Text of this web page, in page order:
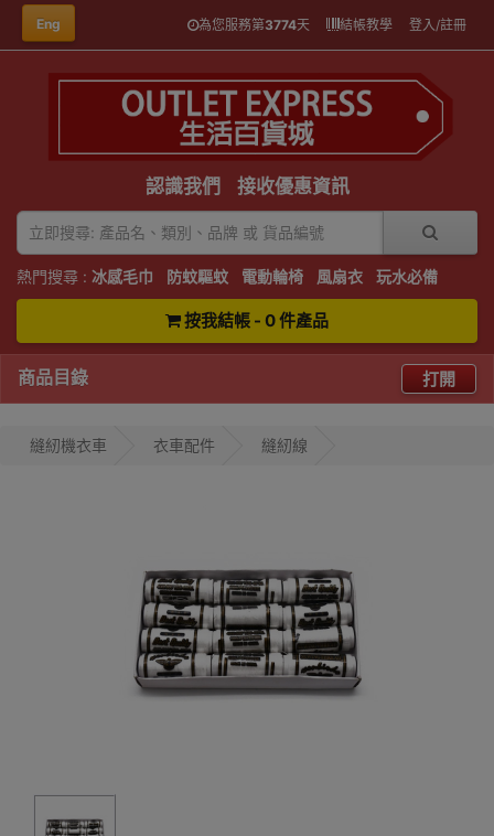
Eng 為您服務第3774天 結帳教學 登入/註冊
認識我們 接收優惠資訊
熱門搜尋 : 冰感毛巾 防蚊驅蚊 電動輪椅 風扇衣 玩水必備
按我結帳 - 0 件產品
商品目錄 打開
縫紉機衣車 衣車配件 縫紉線